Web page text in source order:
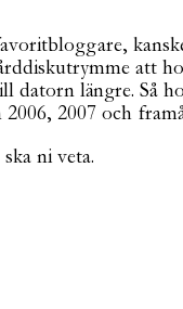
att
datorn längre. Så
2007 och
ni veta.